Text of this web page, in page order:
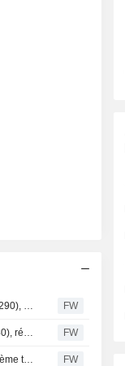
Danske Bank relève l'objectif de cours d'ISS à 315 couronnes danoises (290), maintient sa recommandation à "conserver" - BN FW
Jyske Bank relève l'objectif de cours d'ISS à 315 couronnes danoises (280), réitère son conseil à l'achat - BN FW
Berenberg prévoit une croissance organique de 7,9 % pour ISS au deuxième trimestre et relève son objectif de cours FW